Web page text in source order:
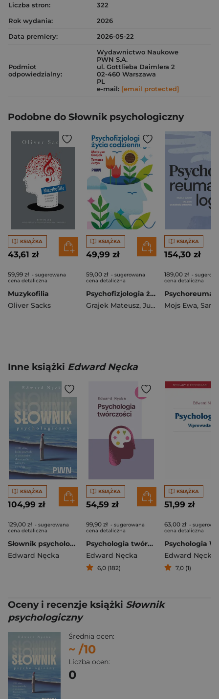
Liczba stron:
322
Rok wydania:
2026
Data premiery:
2026-05-22
Podmiot
odpowiedzialny:
Wydawnictwo Naukowe
PWN S.A.
ul. Gottlieba Daimlera 2
02-460 Warszawa
PL
e-mail: [email protected]
Podobne do Słownik psychologiczny
KSIĄŻKA
43,61 zł
59,99 zł - sugerowana
cena detaliczna
Muzykofilia
Oliver Sacks
KSIĄŻKA
49,99 zł
59,00 zł - sugerowana
cena detaliczna
Psychofizjologia życia codziennego
Grajek Mateusz, Jurys Tomasz
KSIĄŻKA
154,30 zł
189,00 zł -
cena detaliczna
Mojs Ewa, Samborski
Inne książki Edward Nęcka
KSIĄŻKA
104,99 zł
129,00 zł - sugerowana
cena detaliczna
Słownik psychologiczny. 1001 słów, które pomogą ci zrozumieć, dlaczego ludzie robią to, co robią
Edward Nęcka
KSIĄŻKA
54,59 zł
99,90 zł - sugerowana
cena detaliczna
Psychologia twórczości
Edward Nęcka
6,0 (182)
KSIĄŻKA
51,99 zł
63,00 zł -
cena detaliczna
Edward Nęcka
7,0 (1)
Oceny i recenzje książki Słownik
psychologiczny
Średnia ocen:
~ /10
Liczba ocen:
0